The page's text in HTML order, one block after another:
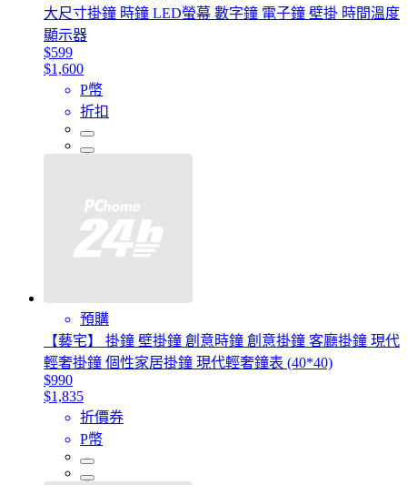
大尺寸掛鐘 時鐘 LED螢幕 數字鐘 電子鐘 壁掛 時間溫度
顯示器
$599
$1,600
P幣
折扣
預購
【藝宅】 掛鐘 壁掛鐘 創意時鐘 創意掛鐘 客廳掛鐘 現代
輕奢掛鐘 個性家居掛鐘 現代輕奢鐘表 (40*40)
$990
$1,835
折價券
P幣